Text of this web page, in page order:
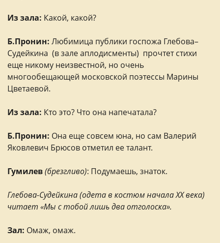
Из зала: Какой, какой?
Б.Пронин: Любимица публики госпожа Глебова–
Судейкина (в зале аплодисменты) прочтет стихи
еще никому неизвестной, но очень
многообещающей московской поэтессы Марины
Цветаевой.
Из зала: Кто это? Что она напечатала?
Б.Пронин: Она еще совсем юна, но сам Валерий
Яковлевич Брюсов отметил ее талант.
Гумилев(брезгливо): Подумаешь, знаток.
Глебова-Судейкина (одета в костюм начала ХХ века)
читает «Мы с тобой лишь два отголоска».
Зал: Омаж, омаж.